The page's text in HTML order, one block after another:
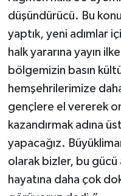
düşündürücü. Bu
yaptık, yeni adımlar
halk yararına yayın
bölgemizin basın
hemşehrilerimize daha
gençlere el vererek
kazandırmak adına
yapacağız.
olarak bizler, bu gücü
hayatına daha çok